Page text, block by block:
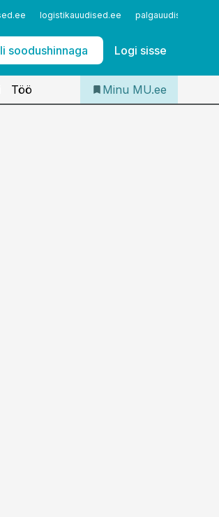
logistikauudised.ee palgauudised.ee
soodushinnaga Logi sisse
Iseteenindus
Telli Meditsiiniuudised
Töö Minu MU.ee